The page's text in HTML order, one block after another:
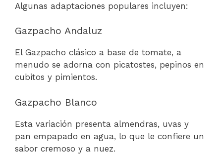
Algunas adaptaciones populares incluyen:
Gazpacho Andaluz
El Gazpacho clásico a base de tomate, a
menudo se adorna con picatostes, pepinos en
cubitos y pimientos.
Gazpacho Blanco
Esta variación presenta almendras, uvas y
pan empapado en agua, lo que le confiere un
sabor cremoso y a nuez.